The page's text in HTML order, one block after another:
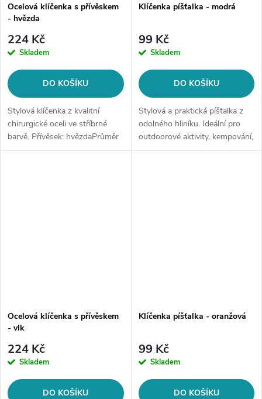
Ocelová klíčenka s přívěskem
- hvězda
224 Kč
Skladem
DO KOŠÍKU
Stylová klíčenka z kvalitní
chirurgické oceli ve stříbrné
barvě. Přívěsek: hvězdaPrůměr
kroužku: 3 cmVelikost hvězdy:
Klíčenka píšťalka - modrá
99 Kč
Skladem
DO KOŠÍKU
Stylová a praktická píšťalka z
odolného hliníku. Ideální pro
outdoorové aktivity, kempování,
turistiku nebo výcvik psů. S
Ocelová klíčenka s přívěskem
- vlk
224 Kč
Skladem
DO KOŠÍKU
Klíčenka píšťalka - oranžová
99 Kč
Skladem
DO KOŠÍKU